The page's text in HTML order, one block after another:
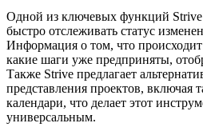
Одной из ключевых функций Strive
быстро отслеживать статус
Информация о том, что происходит
какие шаги уже предприняты,
Также Strive предлагает
представления проектов, включая
календари, что делает этот
универсальным.